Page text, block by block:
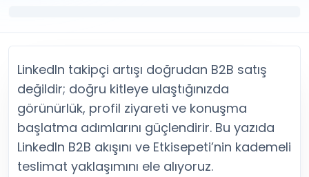
Twitter (X) Retweet Satın Al
Twitter (X) Video İzlenme Satın Al
Tümünü Gör
YouTube
YouTube Abone Satın Al
YouTube Beğeni Satın Al
YouTube İzlenme Satın Al
YouTube Yorum Satın Al
Tümünü Gör
Tümünü Gör
Diğer ücretsiz araçlar
Facebook Araçları
LinkedIn Araçları
Spotify Araçları
Telegram Araçları
Twitch Araçları
SoundCloud Araçları
Snapchat Araçları
LinkedIn takipçi artışı doğrudan B2B satış
değildir; doğru kitleye ulaştığınızda
görünürlük, profil ziyareti ve konuşma
başlatma adımlarını güçlendirir. Bu yazıda
LinkedIn B2B akışını ve Etkisepeti’nin kademeli
teslimat yaklaşımını ele alıyoruz.